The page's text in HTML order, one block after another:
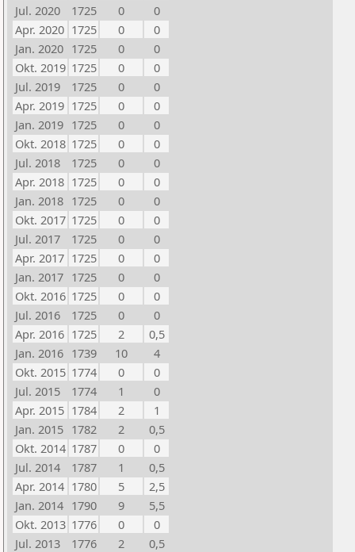
Jul. 2020
1725 0
0
Apr. 2020 1725 0
0
Jan. 2020 1725 0
0
Okt. 2019 1725 0
0
Jul. 2019
1725 0
0
Apr. 2019 1725 0
0
Jan. 2019 1725 0
0
Okt. 2018 1725 0
0
Jul. 2018
1725 0
0
Apr. 2018 1725 0
0
Jan. 2018 1725 0
0
Okt. 2017 1725 0
0
Jul. 2017
1725 0
0
Apr. 2017 1725 0
0
Jan. 2017 1725 0
0
Okt. 2016 1725 0
0
Jul. 2016
1725 0
0
Apr. 2016 1725 2
0,5
Jan. 2016 1739 10
4
Okt. 2015 1774 0
0
Jul. 2015
1774 1
0
Apr. 2015 1784 2
1
Jan. 2015 1782 2
0,5
Okt. 2014 1787 0
0
Jul. 2014
1787 1
0,5
Apr. 2014 1780 5
2,5
Jan. 2014 1790 9
5,5
Okt. 2013 1776 0
0
Jul. 2013
1776 2
0,5